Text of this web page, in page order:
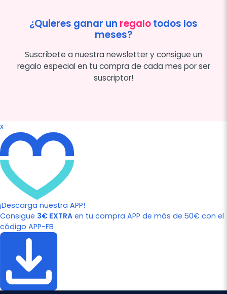
¿Quieres ganar un regalotodos los
meses?
Suscríbete a nuestra newsletter y consigue un
regalo especial en tu compra de cada mes por ser
suscriptor!
x
¡Descarga nuestra APP!
Consigue 3€ EXTRA en tu compra APP de más de 50€ con el
código APP-FB